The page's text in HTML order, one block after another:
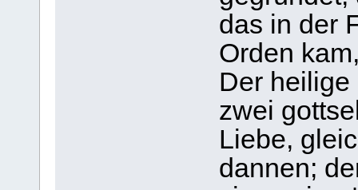
das in der
Orden
Der
zwei
Liebe,
dannen;